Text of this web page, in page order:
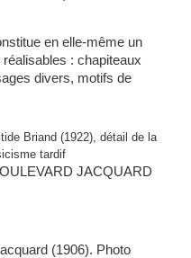
en elle-même un
es : chapiteaux
divers, motifs de
Briand (1922), détail de la
tardif
JACQUARD
(1906). Photo